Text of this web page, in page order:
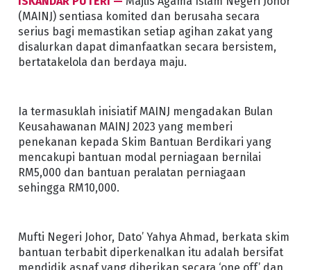
(MAINJ) sentiasa komited dan berusaha secara
serius bagi memastikan setiap agihan zakat yang
disalurkan dapat dimanfaatkan secara bersistem,
bertatakelola dan berdaya maju.
Ia termasuklah inisiatif MAINJ mengadakan Bulan
Keusahawanan MAINJ 2023 yang memberi
penekanan kepada Skim Bantuan Berdikari yang
mencakupi bantuan modal perniagaan bernilai
RM5,000 dan bantuan peralatan perniagaan
sehingga RM10,000.
Mufti Negeri Johor, Dato’ Yahya Ahmad, berkata skim
bantuan terbabit diperkenalkan itu adalah bersifat